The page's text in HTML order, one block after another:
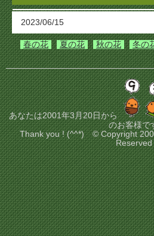
2023/06/15
冬の
秋の花
夏の花
春の花
あなたは2001年3月20日から
のお客様で
Thank you ! (^^*) © Copyright
Reserved